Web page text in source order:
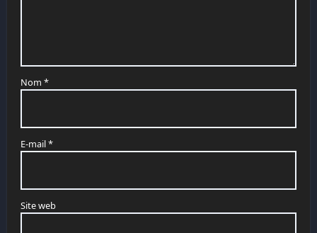
Nom *
E-mail*
Site web